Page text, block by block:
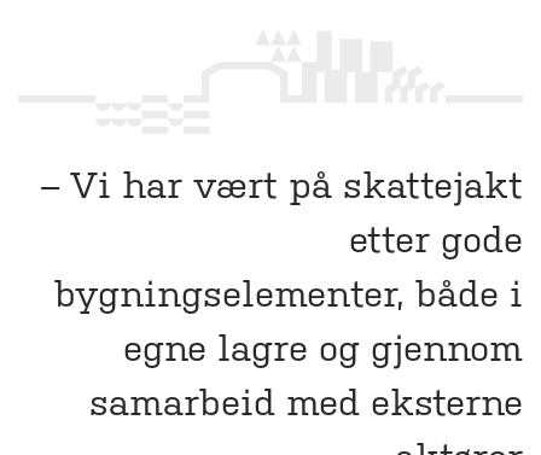
– Vi har vært på skattejakt
etter gode
bygningselementer, både i
egne lagre og gjennom
samarbeid med eksterne